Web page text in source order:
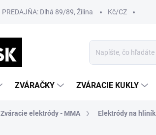
PREDAJŇA: Dlhá 89/89, Žilina Kč/CZ
ZVÁRAČKY ZVÁRACIE KUKLY
Zváracie elektródy - MMA Elektródy na hliník